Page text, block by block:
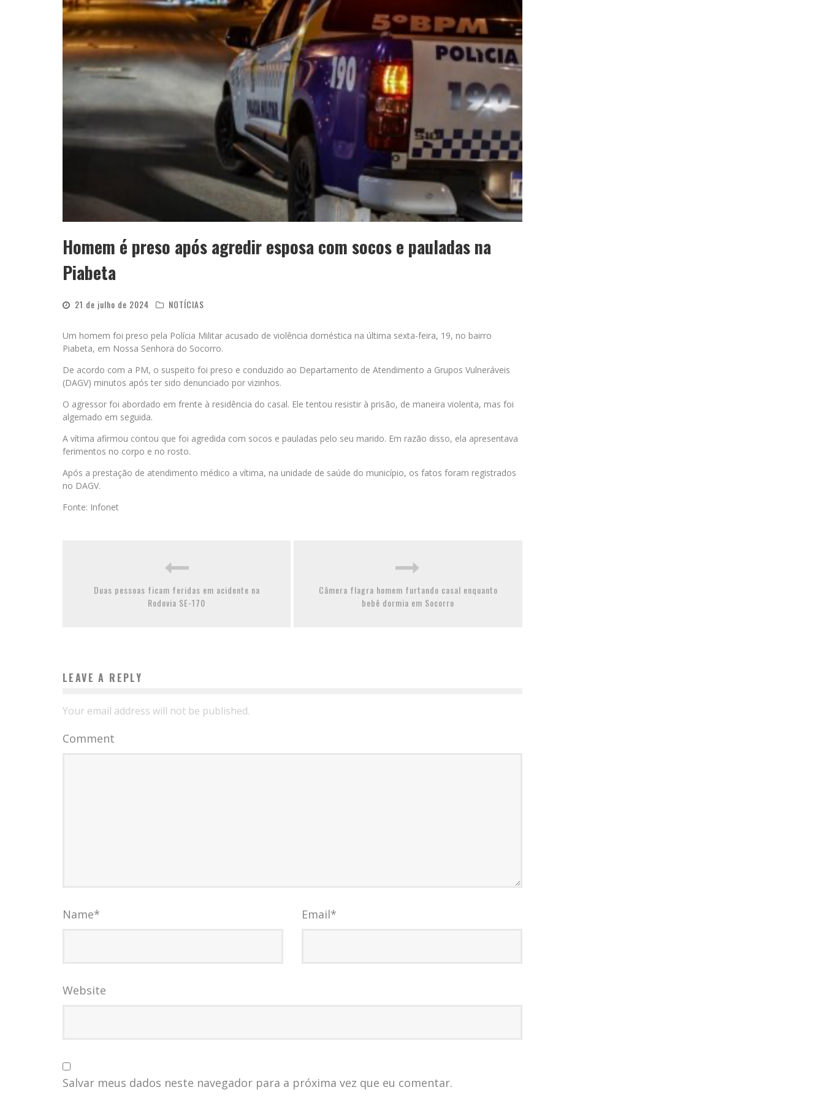
Homem é preso após agredir esposa com socos e pauladas na
Piabeta
21 de julho de 2024 NOTÍCIAS
Um homem foi preso pela Polícia Militar acusado de violência doméstica na última sexta-feira, 19, no bairro
Piabeta, em Nossa Senhora do Socorro.
De acordo com a PM, o suspeito foi preso e conduzido ao Departamento de Atendimento a Grupos Vulneráveis
(DAGV) minutos após ter sido denunciado por vizinhos.
O agressor foi abordado em frente à residência do casal. Ele tentou resistir à prisão, de maneira violenta, mas foi
algemado em seguida.
A vítima afirmou contou que foi agredida com socos e pauladas pelo seu marido. Em razão disso, ela apresentava
ferimentos no corpo e no rosto.
Após a prestação de atendimento médico a vítima, na unidade de saúde do município, os fatos foram registrados
no DAGV.
Fonte: Infonet
Duas pessoas ficam feridas em acidente na
Rodovia SE-170
Câmera flagra homem furtando casal enquanto
bebê dormia em Socorro
LEAVE A REPLY
Your email address will not be published.
Comment
Name* Email*
Website
Salvar meus dados neste navegador para a próxima vez que eu comentar.